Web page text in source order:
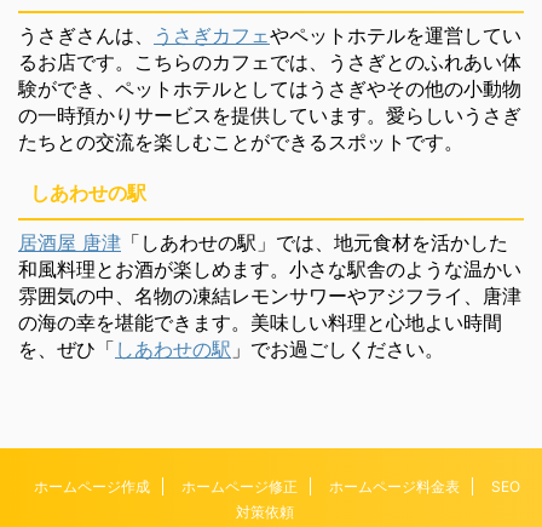
うさぎさんは、 うさぎカフェやペットホテルを運営してい
るお店です。こちらのカフェでは、うさぎとのふれあい体
験ができ、ペットホテルとしてはうさぎやその他の小動物
の一時預かりサービスを提供しています。愛らしいうさぎ
たちとの交流を楽しむことができるスポットです。
しあわせの駅
居酒屋 唐津 「しあわせの駅」では、地元食材を活かした
和風料理とお酒が楽しめます。小さな駅舎のような温かい
雰囲気の中、名物の凍結レモンサワーやアジフライ、唐津
の海の幸を堪能できます。美味しい料理と心地よい時間
を、ぜひ「 しあわせの駅 」でお過ごしください。
ホームページ作成 ホームページ修正 ホームページ料金表
SEO
対策依頼